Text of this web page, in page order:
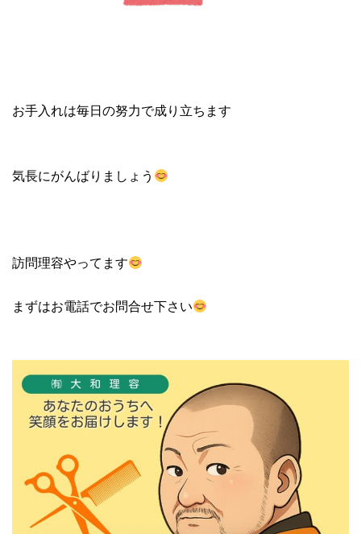
お手入れは毎日の努力で成り立ちます
気長にがんばりましょう
訪問理容やってます
まずはお電話でお問合せ下さい